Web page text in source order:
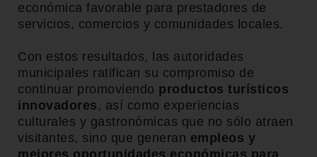
económica favorable para prestadores de
servicios, comercios y comunidades locales.
Con estos resultados, las autoridades
municipales ratifican su compromiso de
continuar promoviendo productos turísticos
innovadores , así como experiencias
culturales y gastronómicas que no sólo atraen
visitantes, sino que generan empleos y